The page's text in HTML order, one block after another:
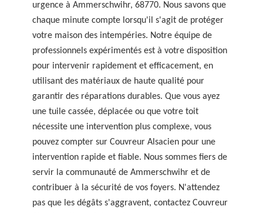
urgence à Ammerschwihr, 68770. Nous savons que
chaque minute compte lorsqu'il s'agit de protéger
votre maison des intempéries. Notre équipe de
professionnels expérimentés est à votre disposition
pour intervenir rapidement et efficacement, en
utilisant des matériaux de haute qualité pour
garantir des réparations durables. Que vous ayez
une tuile cassée, déplacée ou que votre toit
nécessite une intervention plus complexe, vous
pouvez compter sur Couvreur Alsacien pour une
intervention rapide et fiable. Nous sommes fiers de
servir la communauté de Ammerschwihr et de
contribuer à la sécurité de vos foyers. N'attendez
pas que les dégâts s'aggravent, contactez Couvreur